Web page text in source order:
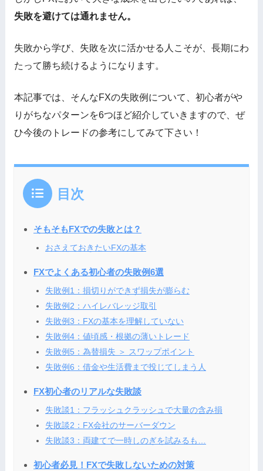
失敗を避けては通れません。
失敗から学び、失敗を次に活かせる人こそが、長期にわ
たって勝ち続けるようになります。
本記事では、そんなFXの失敗例について、初心者がや
りがちなパターンを6つほど紹介していきますので、ぜ
ひ今後のトレードの参考にしてみて下さい！
目次
そもそもFXでの失敗とは？
おさえておきたいFXの基本
FXでよくある初心者の失敗例6選
失敗例1：損切りができず損失が膨らむ
失敗例2：ハイレバレッジ取引
失敗例3：FXの基本を理解していない
失敗例4：値頃感・根拠の薄いトレード
失敗例5：為替損失 ＞ スワップポイント
失敗例6：借金や生活費まで投じてしまう人
FX初心者のリアルな失敗談
失敗談1：フラッシュクラッシュで大量の含み損
失敗談2：FX会社のサーバーダウン
失敗談3：両建てで一時しのぎを試みるも…
初心者必見！FXで失敗しないための対策